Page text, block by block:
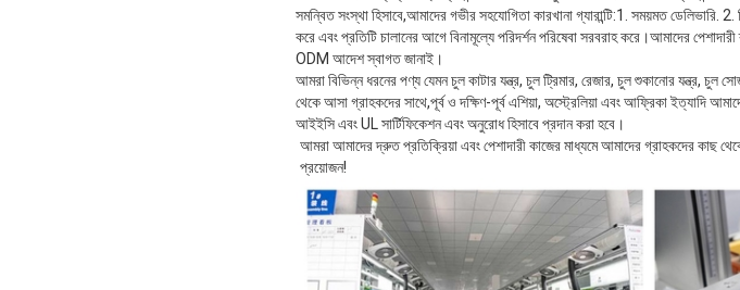
সমন্বিত সংস্থা হিসাবে,আমাদের গভীর সহযোগিতা কারখানা গ্যারান্টি:1. সময়মত
করে এবং প্রতিটি চালানের আগে বিনামূল্যে পরিদর্শন পরিষেবা সরবরাহ করে।আমাদের
ODM আদেশ স্বাগত জানাই।
আমরা বিভিন্ন ধরনের পণ্য যেমন চুল কাটার যন্ত্র, চুল ট্রিমার, রেজার, চুল শুকানোর যন্ত্র, চুল
থেকে আসা গ্রাহকদের সাথে,পূর্ব ও দক্ষিণ-পূর্ব এশিয়া, অস্ট্রেলিয়া এবং আফ্রিকা
আইইসি এবং UL সার্টিফিকেশন এবং অনুরোধ হিসাবে প্রদান করা হবে।
আমরা আমাদের দ্রুত প্রতিক্রিয়া এবং পেশাদারী কাজের মাধ্যমে আমাদের গ্রাহকদের কাছ
প্রয়োজন!